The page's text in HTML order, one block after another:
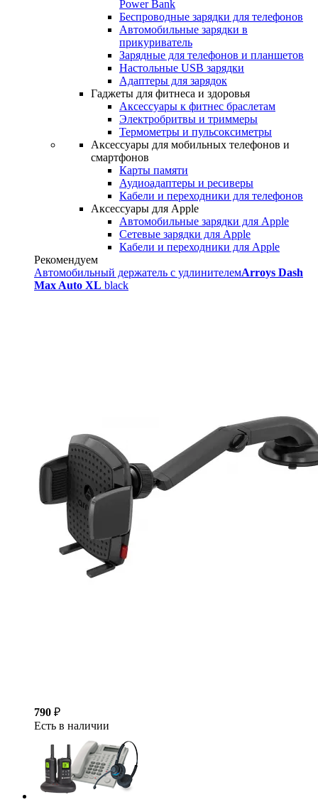
Power Bank
Беспроводные зарядки для телефонов
Автомобильные зарядки в
прикуриватель
Зарядные для телефонов и планшетов
Настольные USB зарядки
Адаптеры для зарядок
Гаджеты для фитнеса и здоровья
Аксессуары к фитнес браслетам
Электробритвы и триммеры
Термометры и пульсоксиметры
Аксессуары для мобильных телефонов и
смартфонов
Карты памяти
Аудиоадаптеры и ресиверы
Кабели и переходники для телефонов
Аксессуары для Apple
Автомобильные зарядки для Apple
Сетевые зарядки для Apple
Кабели и переходники для Apple
Рекомендуем
Автомобильный держатель с удлинителемArroys Dash
Max Auto XL black
790 ₽
Есть в наличии